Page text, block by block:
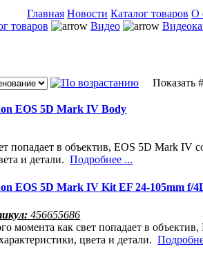
Главная Новости Каталог товаров О
товаров Видео
Показать
EOS 5D Mark IV Body
попадает в объектив, EOS 5D Mark IV
и детали. Подробнее ...
EOS 5D Mark IV Kit EF 24-105mm f/
456655686
момента как свет попадает в
цвета и детали.